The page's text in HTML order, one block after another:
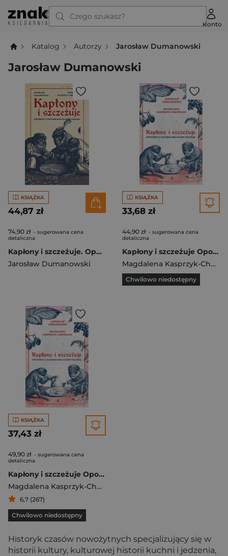
Czego szukasz?
Konto
Katalog Autorzy Jarosław Dumanowski
Jarosław Dumanowski
KSIĄŻKA
44,87 zł
74,90 zł - sugerowana cena
detaliczna
Kapłony i szczeżuje. Opowieść o zapomnianej kuchni polskiej wyd. 3
Jarosław Dumanowski
KSIĄŻKA
33,68 zł
44,90 zł - sugerowana cena
detaliczna
Kapłony i szczeżuje Opowieść o zapomnianej kuchni polskiej
Magdalena Kasprzyk-Chevriaux
Chwilowo niedostępny
KSIĄŻKA
37,43 zł
49,90 zł - sugerowana cena
detaliczna
Kapłony i szczeżuje Opowieść o zapomnianej kuchni polskiej
Magdalena Kasprzyk-Chevriaux
6,7 (267)
Chwilowo niedostępny
Historyk czasów nowożytnych specjalizujący się w
historii kultury, kulturowej historii kuchni i jedzenia,